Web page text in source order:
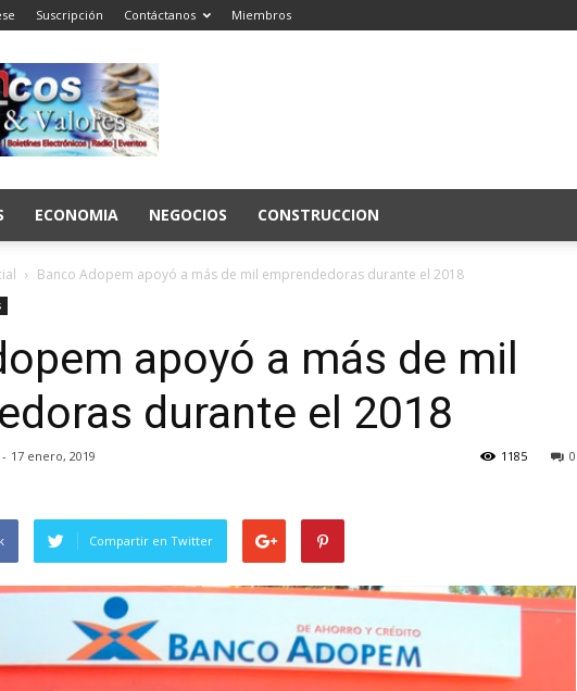
Suscripción Contáctanos Miembros
ECONOMIA NEGOCIOS CONSTRUCCION
Banco Adopem apoyó a más de mil emprendedoras durante el 2018
apoyó a más de mil
durante el 2018
- 17 enero, 2019 0
1185
Compartir en Twitter